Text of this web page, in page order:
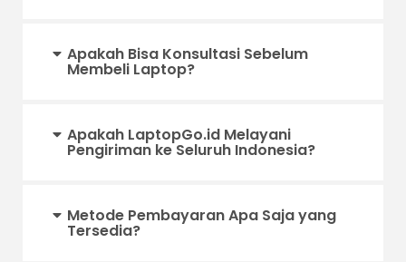
Apakah Bisa Konsultasi Sebelum
Membeli Laptop?
Apakah LaptopGo.id Melayani
Pengiriman ke Seluruh Indonesia?
Metode Pembayaran Apa Saja yang
Tersedia?